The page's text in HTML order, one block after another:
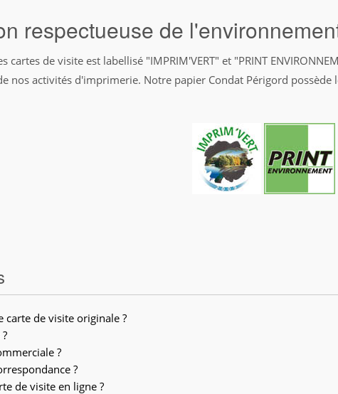
respectueuse de
cartes de visite est labellisé "IMPRIM'VERT" et "PRINT
nos activités d'imprimerie. Notre papier Condat Périgord possède
de visite originale ?
?
?
de visite en ligne ?